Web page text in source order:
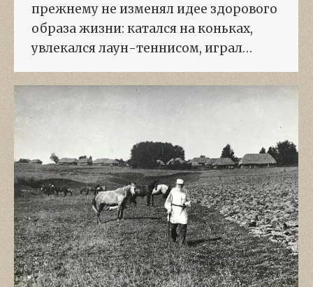
прежнему не изменял идее здорового
образа жизни: катался на коньках,
увлекался лаун-теннисом, играл…